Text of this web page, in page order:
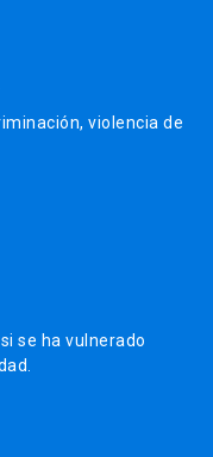
violencia de
se ha vulnerado